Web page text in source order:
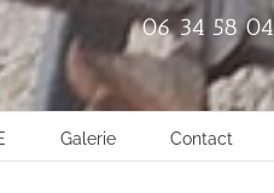
06 34 58
Galerie Contact